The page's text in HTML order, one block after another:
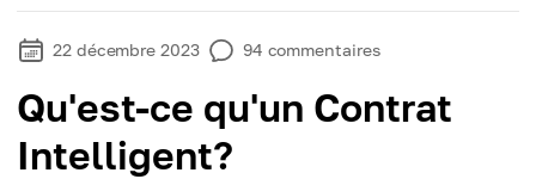
22 décembre 2023 94 commentaires
Qu'est-ce qu'un Contrat
Intelligent?